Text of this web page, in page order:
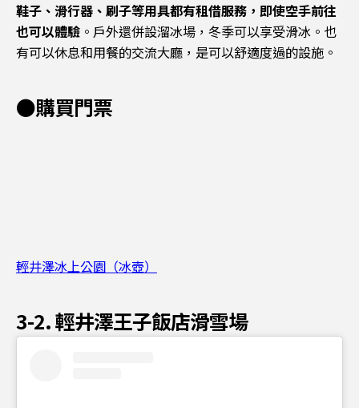
鞋子、滑行器、刷子等用具都有租借服務，即使空手前往
也可以體驗 。戶外還併設溜冰場，冬季可以享受滑冰。也
有可以休息和用餐的交流大廳，是可以舒適度過的設施。
●購買門票
輕井澤冰上公園（冰壺）
3-2. 輕井澤王子飯店滑雪場